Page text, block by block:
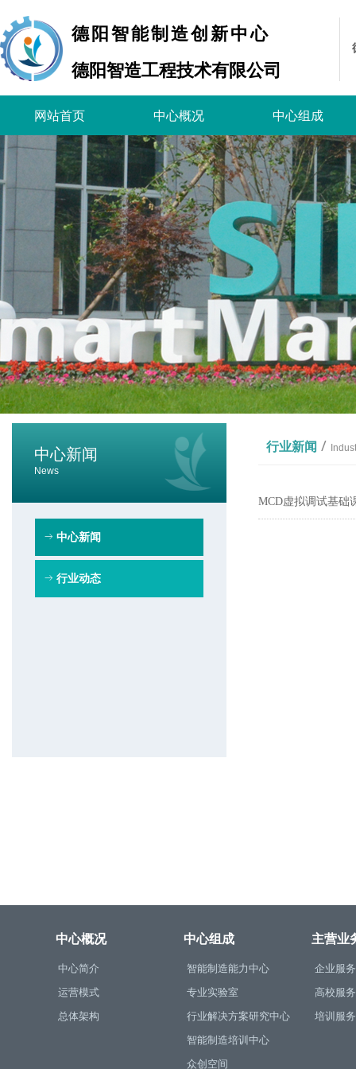
德阳智能制造创新中心
德阳智造工程技术有限公司
网站首页 中心概况 中心组成
MCD虚拟调试基础
行业新闻 /
中心新闻
News
ꁹ 中心新闻
ꁹ 行业动态
智能制造能力中心
专业实验室
行业解决方案研究中心
智能制造培训中心
众创空间
中心概况 中心组成 主营业
企业服务
高校服务
培训服务
中心简介
运营模式
总体架构